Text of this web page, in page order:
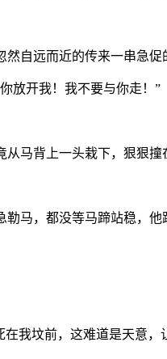
自远而近的传来一串急促
放开我！我不要与你走！”
马背上一头栽下，狠狠撞
马，都没等马蹄站稳，
我坟前，这难道是天意，